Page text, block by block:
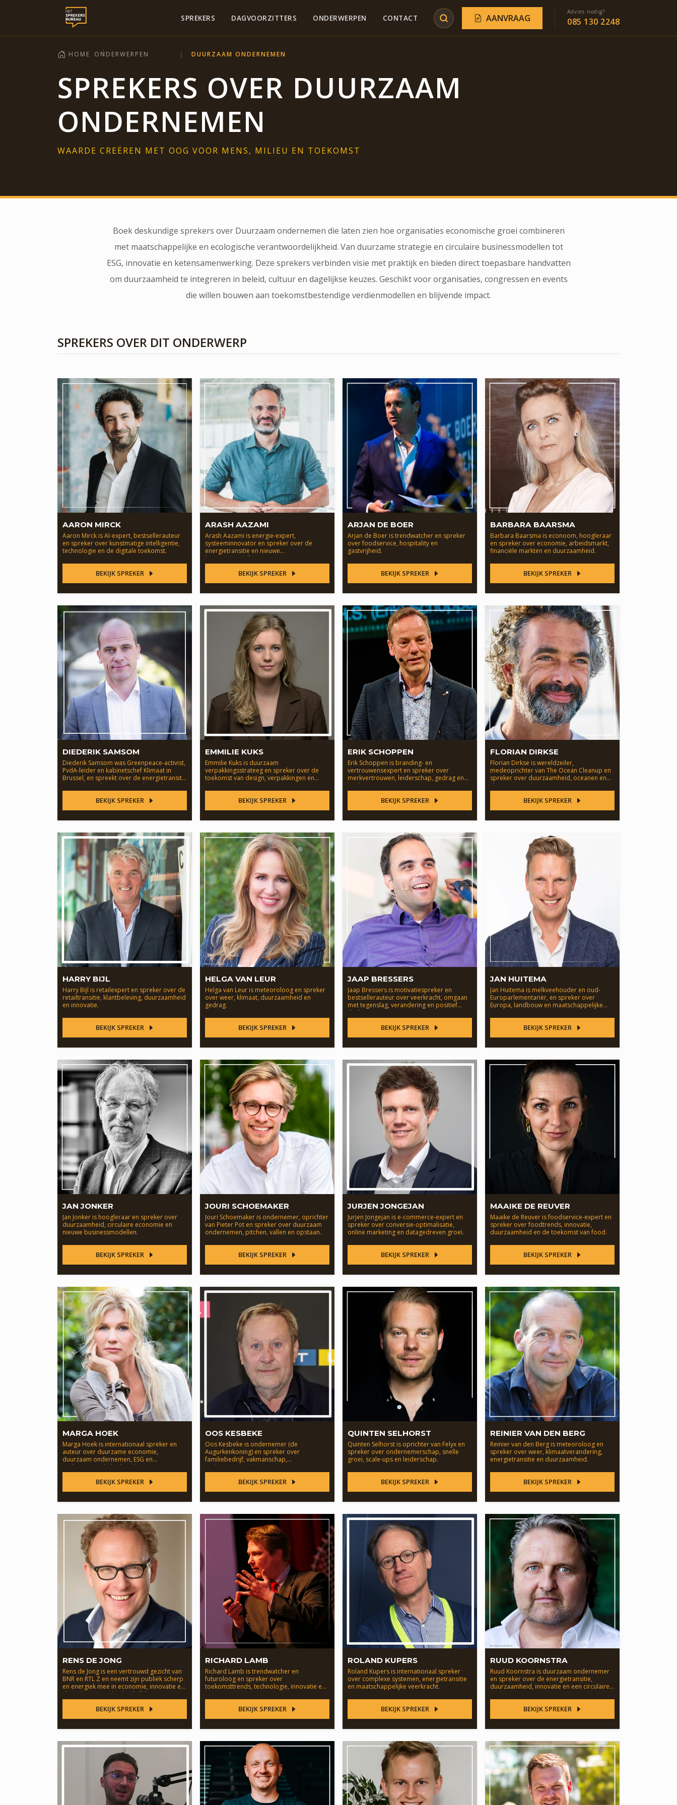
SPREKERS DAGVOORZITTERS ONDERWERPEN CONTACT AANVRAAG
Advies nodig?
085 130 2248
HOME ONDERWERPEN DUURZAAM ONDERNEMEN
SPREKERS OVER DUURZAAM
ONDERNEMEN
WAARDE CREËREN MET OOG VOOR MENS, MILIEU EN TOEKOMST
Boek deskundige sprekers over Duurzaam ondernemen die laten zien hoe organisaties economische groei combineren
met maatschappelijke en ecologische verantwoordelijkheid. Van duurzame strategie en circulaire businessmodellen tot
ESG, innovatie en ketensamenwerking. Deze sprekers verbinden visie met praktijk en bieden direct toepasbare handvatten
om duurzaamheid te integreren in beleid, cultuur en dagelijkse keuzes. Geschikt voor organisaties, congressen en events
die willen bouwen aan toekomstbestendige verdienmodellen en blijvende impact.
SPREKERS OVER DIT ONDERWERP
AARON MIRCK
Aaron Mirck is AI-expert, bestsellerauteur
en spreker over kunstmatige intelligentie,
technologie en de digitale toekomst.
BEKIJK SPREKER
ARASH AAZAMI
Arash Aazami is energie-expert,
systeeminnovator en spreker over de
energietransitie en nieuwe
businessmodellen.
BEKIJK SPREKER
ARJAN DE BOER
Arjan de Boer is trendwatcher en spreker
over foodservice, hospitality en
gastvrijheid.
BEKIJK SPREKER
BARBARA BAARSMA
Barbara Baarsma is econoom, hoogleraar
en spreker over economie, arbeidsmarkt,
financiële markten en duurzaamheid.
BEKIJK SPREKER
DIEDERIK SAMSOM
Diederik Samsom was Greenpeace-activist,
PvdA-leider en kabinetschef Klimaat in
Brussel, en spreekt over de energietransitie
en wat er nodig is om die te laten slagen.
BEKIJK SPREKER
EMMILIE KUKS
Emmilie Kuks is duurzaam
verpakkingsstrateeg en spreker over de
toekomst van design, verpakkingen en
duurzaamheid.
BEKIJK SPREKER
ERIK SCHOPPEN
Erik Schoppen is branding- en
vertrouwensexpert en spreker over
merkvertrouwen, leiderschap, gedrag en
het brein.
BEKIJK SPREKER
FLORIAN DIRKSE
Florian Dirkse is wereldzeiler,
medeoprichter van The Ocean Cleanup en
spreker over duurzaamheid, oceanen en
duurzaam ondernemen.
BEKIJK SPREKER
HARRY BIJL
Harry Bijl is retailexpert en spreker over de
retailtransitie, klantbeleving, duurzaamheid
en innovatie.
BEKIJK SPREKER
HELGA VAN LEUR
Helga van Leur is meteoroloog en spreker
over weer, klimaat, duurzaamheid en
gedrag.
BEKIJK SPREKER
JAAP BRESSERS
Jaap Bressers is motivatiespreker en
bestsellerauteur over veerkracht, omgaan
met tegenslag, verandering en positief
denken.
BEKIJK SPREKER
JAN HUITEMA
Jan Huitema is melkveehouder en oud-
Europarlementariër, en spreker over
Europa, landbouw en maatschappelijke
BEKIJK SPREKER
JAN JONKER
Jan Jonker is hoogleraar en spreker over
duurzaamheid, circulaire economie en
nieuwe businessmodellen.
BEKIJK SPREKER
JOURI SCHOEMAKER
Jouri Schoemaker is ondernemer, oprichter
van Pieter Pot en spreker over duurzaam
ondernemen, pitchen, vallen en opstaan.
BEKIJK SPREKER
JURJEN JONGEJAN
Jurjen Jongejan is e-commerce-expert en
spreker over conversie-optimalisatie,
online marketing en datagedreven groei.
BEKIJK SPREKER
MAAIKE DE REUVER
Maaike de Reuver is foodservice-expert en
spreker over foodtrends, innovatie,
duurzaamheid en de toekomst van food.
BEKIJK SPREKER
MARGA HOEK
Marga Hoek is internationaal spreker en
auteur over duurzame economie,
duurzaam ondernemen, ESG en
toekomstgericht leiderschap.
BEKIJK SPREKER
OOS KESBEKE
Oos Kesbeke is ondernemer (de
Augurkenkoning) en spreker over
familiebedrijf, vakmanschap,
ondernemerschap en innovatie.
BEKIJK SPREKER
QUINTEN SELHORST
Quinten Selhorst is oprichter van Felyx en
spreker over ondernemerschap, snelle
groei, scale-ups en leiderschap.
BEKIJK SPREKER
REINIER VAN DEN BERG
Reinier van den Berg is meteoroloog en
spreker over weer, klimaatverandering,
energietransitie en duurzaamheid.
BEKIJK SPREKER
RENS DE JONG
Rens de Jong is een vertrouwd gezicht van
BNR en RTL Z en neemt zijn publiek scherp
en energiek mee in economie, innovatie en
de toekomst van het bedrijfsleven.
BEKIJK SPREKER
RICHARD LAMB
Richard Lamb is trendwatcher en
futuroloog en spreker over
toekomsttrends, technologie, innovatie en
BEKIJK SPREKER
ROLAND KUPERS
Roland Kupers is internationaal spreker
over complexe systemen, energietransitie
en maatschappelijke veerkracht.
BEKIJK SPREKER
RUUD KOORNSTRA
Ruud Koornstra is duurzaam ondernemer
en spreker over de energietransitie,
duurzaamheid, innovatie en een circulaire
toekomst.
BEKIJK SPREKER